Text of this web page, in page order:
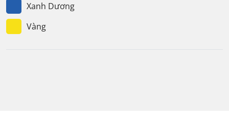
Xanh Dương
Vàng